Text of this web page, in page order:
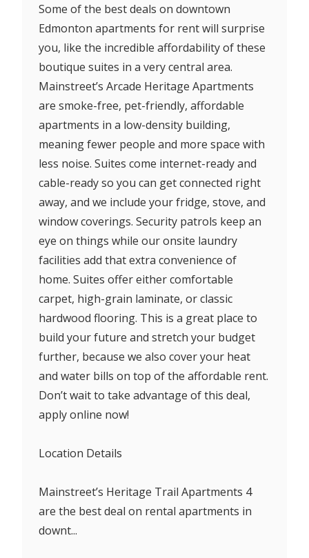
Some of the best deals on downtown
Edmonton apartments for rent will surprise
you, like the incredible affordability of these
boutique suites in a very central area.
Mainstreet’s Arcade Heritage Apartments
are smoke-free, pet-friendly, affordable
apartments in a low-density building,
meaning fewer people and more space with
less noise. Suites come internet-ready and
cable-ready so you can get connected right
away, and we include your fridge, stove, and
window coverings. Security patrols keep an
eye on things while our onsite laundry
facilities add that extra convenience of
home. Suites offer either comfortable
carpet, high-grain laminate, or classic
hardwood flooring. This is a great place to
build your future and stretch your budget
further, because we also cover your heat
and water bills on top of the affordable rent.
Don’t wait to take advantage of this deal,
apply online now!
Location Details
Mainstreet’s Heritage Trail Apartments 4
are the best deal on rental apartments in
downt...